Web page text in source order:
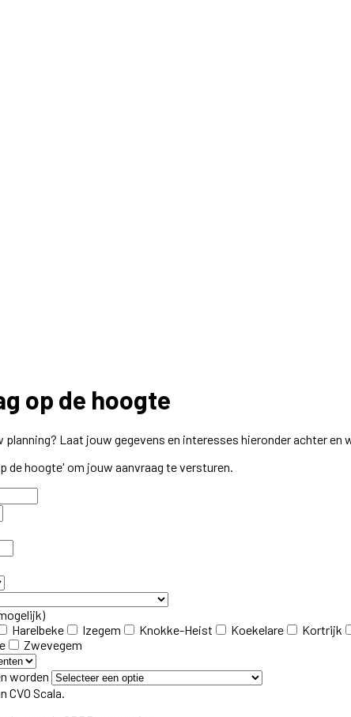
op de hoogte
planning? Laat jouw gegevens en interesses hieronder achter
de hoogte' om jouw aanvraag te versturen.
Harelbeke Izegem Knokke-Heist Koekelare Kortrijk
Zwevegem
worden
CVO Scala.